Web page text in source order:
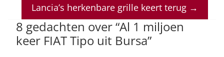
p
p
o
o
k
n s
Lancia’s herkenbare grille keert terug →
8 gedachten over “Al 1 miljoen
keer FIAT Tipo uit Bursa”